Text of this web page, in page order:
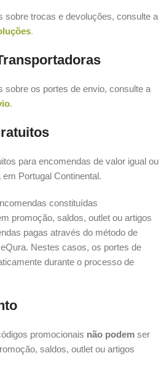
sobre trocas e devoluções, consulte a
.
sobre os portes de envio, consulte a
.
para encomendas de valor igual ou
Portugal Continental.
constituídas
promoção, saldos, outlet ou artigos
pagas através do método de
Nestes casos, os portes de
durante o processo de
promocionais não podem ser
saldos, outlet ou artigos